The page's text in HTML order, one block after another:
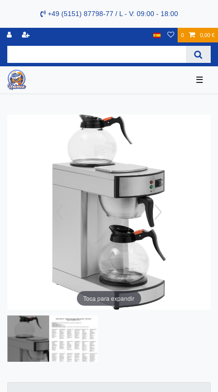
+49 (5151) 87798-77 / L - V: 09:00 - 18:00
0 0,00 €
☰
Toca para expandir